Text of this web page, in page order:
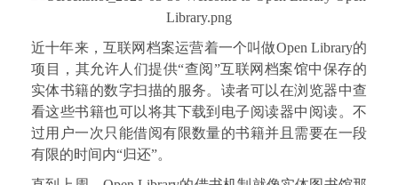
近十年来，互联网档案运营着一个叫做Open Library的
项目，其允许人们提供“查阅”互联网档案馆中保存的
实体书籍的数字扫描的服务。读者可以在浏览器中查
看这些书籍也可以将其下载到电子阅读器中阅读。不
过用户一次只能借阅有限数量的书籍并且需要在一段
有限的时间内“归还”。